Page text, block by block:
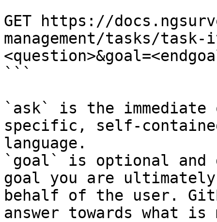
GET https://
management/tasks/task-
```
`ask` is the
specific, self-
language.
`goal` is optional and
goal you are
behalf of the user.
answer towards what